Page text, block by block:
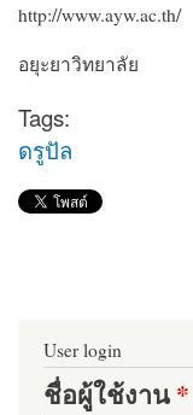
http://www.ayw.ac.th/
อยุะยาวิทยาลัย
Tags:
ดรูปัล
User login
ชื่อผู้ใช้งาน*